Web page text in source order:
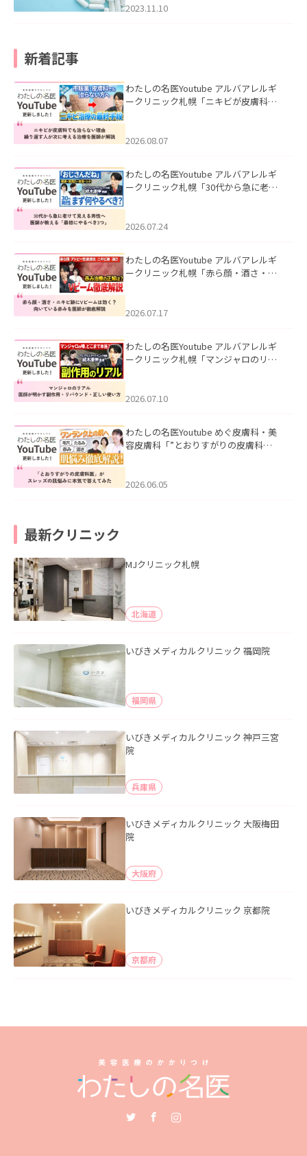
2023.11.10
新着記事
わたしの名医Youtube アルバアレルギ
ークリニック札幌「ニキビが皮膚科で
ました。
2026.08.07
わたしの名医Youtube アルバアレルギ
ークリニック札幌「30代から急に老け
た。
2026.07.24
わたしの名医Youtube アルバアレルギ
ークリニック札幌「赤ら顔・酒さ・ニ
した。
2026.07.17
わたしの名医Youtube アルバアレルギ
ークリニック札幌「マンジャロのリア
た。
2026.07.10
わたしの名医Youtube めぐ皮膚科・美
容皮膚科「”とおりすがりの皮膚科
2026.06.05
最新クリニック
MJクリニック札幌
北海道
いびきメディカルクリニック 福岡院
福岡県
いびきメディカルクリニック 神戸三宮
院
兵庫県
いびきメディカルクリニック 大阪梅田
院
大阪府
いびきメディカルクリニック 京都院
京都府